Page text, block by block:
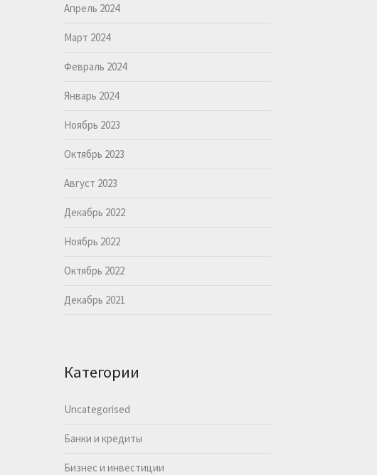
Апрель 2024
Март 2024
Февраль 2024
Январь 2024
Ноябрь 2023
Октябрь 2023
Август 2023
Декабрь 2022
Ноябрь 2022
Октябрь 2022
Декабрь 2021
Категории
Uncategorised
Банки и кредиты
Бизнес и инвестиции